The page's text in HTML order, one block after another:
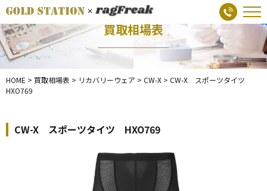
買取相場表
HOME > 買取相場表 > リカバリーウェア > CW-X > CW-X スポーツタイツ
HXO769
CW-X スポーツタイツ HXO769